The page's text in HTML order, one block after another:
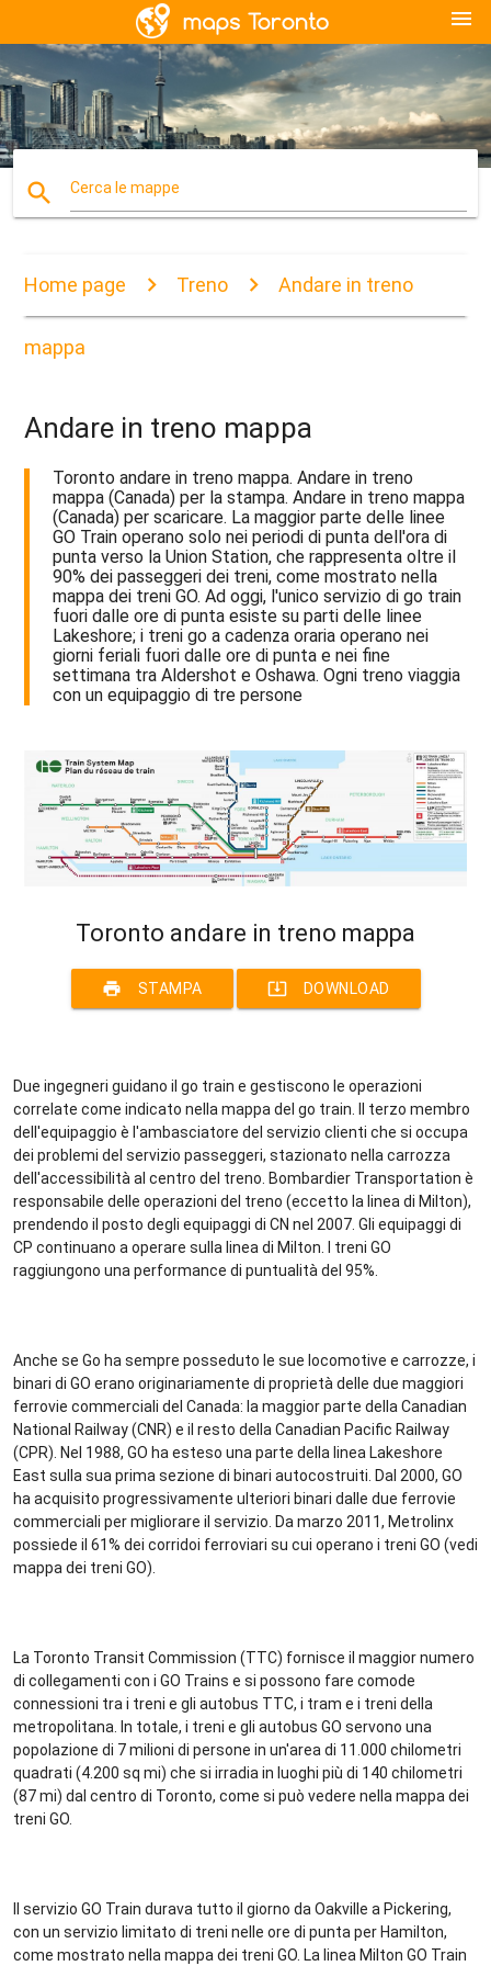
menu
search Cerca le mappe
Home page Treno Andare in treno
mappa
Andare in treno mappa
Toronto andare in treno mappa. Andare in treno
mappa (Canada) per la stampa. Andare in treno mappa
(Canada) per scaricare. La maggior parte delle linee
GO Train operano solo nei periodi di punta dell'ora di
punta verso la Union Station, che rappresenta oltre il
90% dei passeggeri dei treni, come mostrato nella
mappa dei treni GO. Ad oggi, l'unico servizio di go train
fuori dalle ore di punta esiste su parti delle linee
Lakeshore; i treni go a cadenza oraria operano nei
giorni feriali fuori dalle ore di punta e nei fine
settimana tra Aldershot e Oshawa. Ogni treno viaggia
con un equipaggio di tre persone
Toronto andare in treno mappa
print STAMPA system_update_alt DOWNLOAD
Due ingegneri guidano il go train e gestiscono le operazioni
correlate come indicato nella mappa del go train. Il terzo membro
dell'equipaggio è l'ambasciatore del servizio clienti che si occupa
dei problemi del servizio passeggeri, stazionato nella carrozza
dell'accessibilità al centro del treno. Bombardier Transportation è
responsabile delle operazioni del treno (eccetto la linea di Milton),
prendendo il posto degli equipaggi di CN nel 2007. Gli equipaggi di
CP continuano a operare sulla linea di Milton. I treni GO
raggiungono una performance di puntualità del 95%.
Anche se Go ha sempre posseduto le sue locomotive e carrozze, i
binari di GO erano originariamente di proprietà delle due maggiori
ferrovie commerciali del Canada: la maggior parte della Canadian
National Railway (CNR) e il resto della Canadian Pacific Railway
(CPR). Nel 1988, GO ha esteso una parte della linea Lakeshore
East sulla sua prima sezione di binari autocostruiti. Dal 2000, GO
ha acquisito progressivamente ulteriori binari dalle due ferrovie
commerciali per migliorare il servizio. Da marzo 2011, Metrolinx
possiede il 61% dei corridoi ferroviari su cui operano i treni GO (vedi
mappa dei treni GO).
La Toronto Transit Commission (TTC) fornisce il maggior numero
di collegamenti con i GO Trains e si possono fare comode
connessioni tra i treni e gli autobus TTC, i tram e i treni della
metropolitana. In totale, i treni e gli autobus GO servono una
popolazione di 7 milioni di persone in un'area di 11.000 chilometri
quadrati (4.200 sq mi) che si irradia in luoghi più di 140 chilometri
(87 mi) dal centro di Toronto, come si può vedere nella mappa dei
treni GO.
Il servizio GO Train durava tutto il giorno da Oakville a Pickering,
con un servizio limitato di treni nelle ore di punta per Hamilton,
come mostrato nella mappa dei treni GO. La linea Milton GO Train